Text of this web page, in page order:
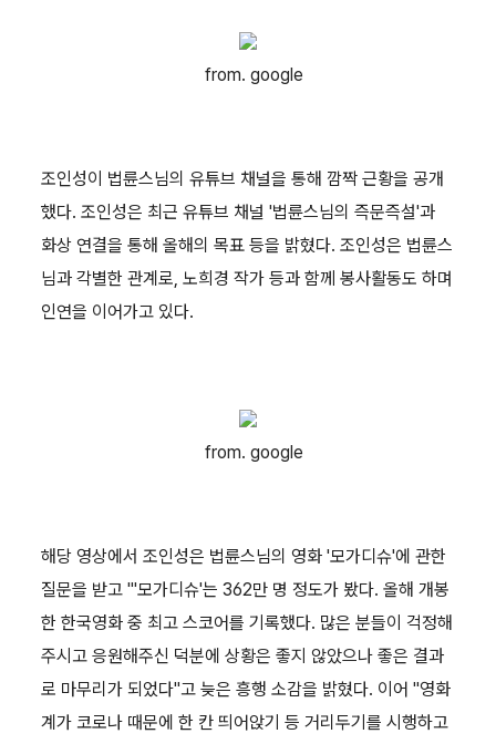
from. google
조인성이 법륜스님의 유튜브 채널을 통해 깜짝 근황을 공개
했다. 조인성은 최근 유튜브 채널 '법륜스님의 즉문즉설'과
화상 연결을 통해 올해의 목표 등을 밝혔다. 조인성은 법륜스
님과 각별한 관계로, 노희경 작가 등과 함께 봉사활동도 하며
인연을 이어가고 있다.
from. google
해당 영상에서 조인성은 법륜스님의 영화 '모가디슈'에 관한
질문을 받고 "'모가디슈'는 362만 명 정도가 봤다. 올해 개봉
한 한국영화 중 최고 스코어를 기록했다. 많은 분들이 걱정해
주시고 응원해주신 덕분에 상황은 좋지 않았으나 좋은 결과
로 마무리가 되었다"고 늦은 흥행 소감을 밝혔다. 이어 "영화
계가 코로나 때문에 한 칸 띄어앉기 등 거리두기를 시행하고